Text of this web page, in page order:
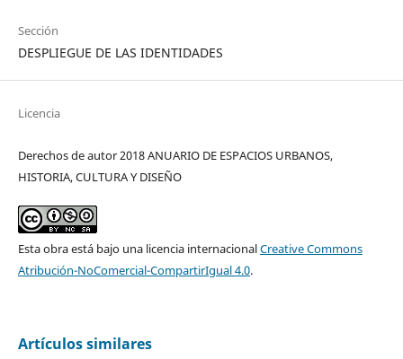
Sección
DESPLIEGUE DE LAS IDENTIDADES
Licencia
Derechos de autor 2018 ANUARIO DE ESPACIOS URBANOS,
HISTORIA, CULTURA Y DISEÑO
Esta obra está bajo una licencia internacionalCreative Commons
Atribución-NoComercial-CompartirIgual 4.0.
Artículos similares